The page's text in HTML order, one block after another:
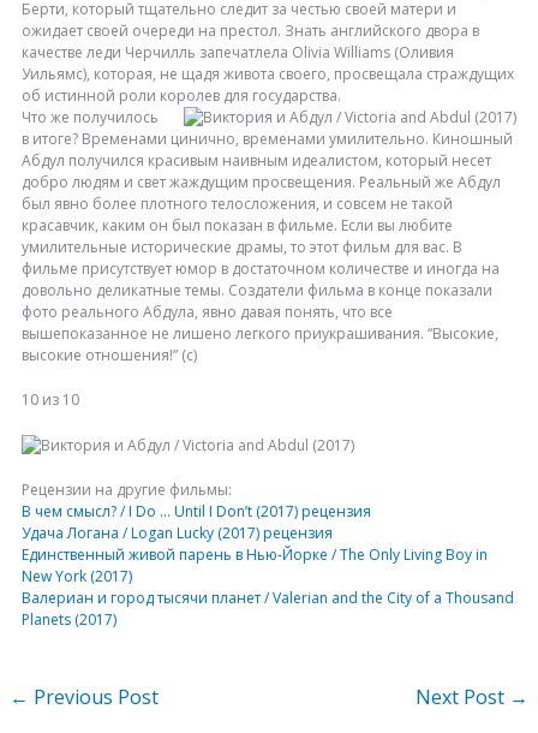
Берти, который тщательно следит за честью своей матери и
ожидает своей очереди на престол. Знать английского двора в
качестве леди Черчилль запечатлела Olivia Williams (Оливия
Уильямс), которая, не щадя живота своего, просвещала страждущих
об истинной роли королев для государства.
Что же получилось
в итоге? Временами цинично, временами умилительно. Киношный
Абдул получился красивым наивным идеалистом, который несет
добро людям и свет жаждущим просвещения. Реальный же Абдул
был явно более плотного телосложения, и совсем не такой
красавчик, каким он был показан в фильме. Если вы любите
умилительные исторические драмы, то этот фильм для вас. В
фильме присутствует юмор в достаточном количестве и иногда на
довольно деликатные темы. Создатели фильма в конце показали
фото реального Абдула, явно давая понять, что все
вышепоказанное не лишено легкого приукрашивания. “Высокие,
высокие отношения!” (с)
10 из 10
Рецензии на другие фильмы:
В чем смысл? / I Do … Until I Don’t (2017) рецензия
Удача Логана / Logan Lucky (2017) рецензия
Единственный живой парень в Нью-Йорке / The Only Living Boy in
New York (2017)
Валериан и город тысячи планет / Valerian and the City of a Thousand
Planets (2017)
← Previous Post Next Post →